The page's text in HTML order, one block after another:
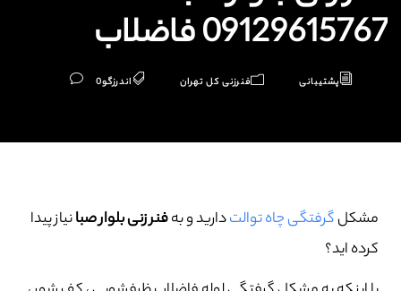
09129615767 فاضلاب
پشتیبانی فنرزنی کل تهران اندرزگو0
مشکلگرفتگی چاه توالتدارید و بهفنر زنی بلوار صبانیاز پیدا
کرده اید؟